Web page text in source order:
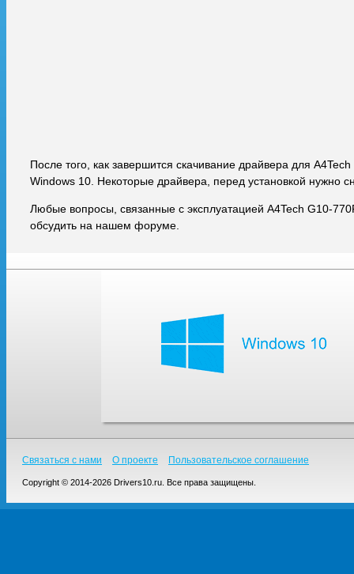
После того, как завершится скачивание драйвера для
Windows 10. Некоторые драйвера, перед установкой нужно
Любые вопросы, связанные с эксплуатацией A4Tech G10-
обсудить на нашем форуме.
Связаться с нами О проекте Пользовательское соглашение
Copyright © 2014-2026 Drivers10.ru. Все права защищены.